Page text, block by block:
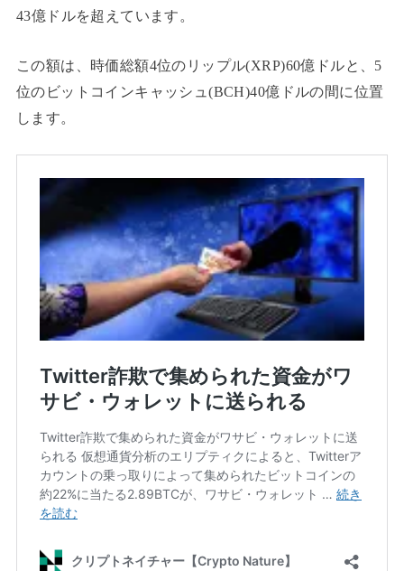
43億ドルを超えています。
この額は、時価総額4位のリップル(XRP)60億ドルと、5
位のビットコインキャッシュ(BCH)40億ドルの間に位置
します。